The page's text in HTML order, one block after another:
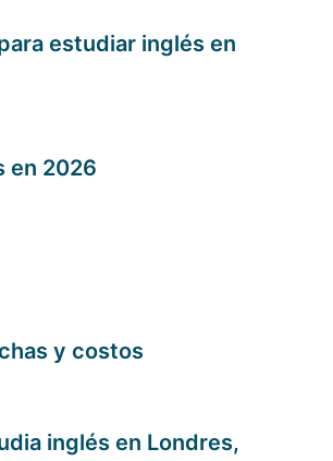
estudiar inglés en
en 2026
y costos
inglés en Londres,